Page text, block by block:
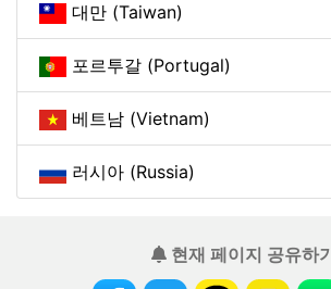
대만 (Taiwan)
포르투갈 (Portugal)
베트남 (Vietnam)
러시아 (Russia)
현재 페이지 공유하기